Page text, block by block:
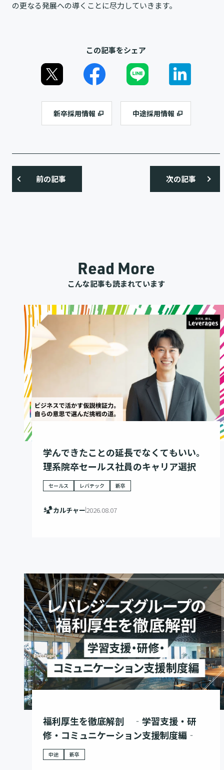
の更なる発展への導くことに尽力していきます。
この記事をシェア
新卒採用情報 中途採用情報
前の記事 次の記事
Read More
こんな記事も読まれています
学んできたことの延長でなくてもいい。
理系院卒セールス社員のキャリア選択
セールス レバテック 新卒
カルチャー2026.08.07
福利厚生を徹底解剖 ‐学習支援・研
修・コミュニケーション支援制度編‐
中途 新卒